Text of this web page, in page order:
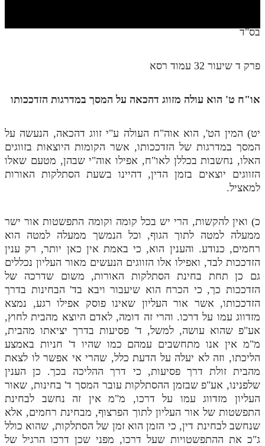
חלק יג
חלק ט"ז
בית שער הכוונות
שידור חי
הזמן סט תלמוד עשר הספירות
ספרים להורדה
מנוע חיפוש בספרים
תלמוד עשר הספירות בעיון
תלמוד עשר הספירות חלק א
תע"ס חלק ב' עיון
תע"ס חלק ג' עיון
תלמוד עשר הספירות חלק ד
תלמוד עשר הספירות חלק ה
תלמוד עשר הספירות חלק ו
בס"ד
פרק ד שיעור 32 עמוד רסא
או"ח ט' הוא עולה מזווג דהכאה על המסך במדרגות הזדככותו
יט) המין הט', הוא אוה"ח העולה ע"י זווג דהכאה, הנעשה על
המסך במדרגות של הזדככותו, אשר הקומות היוצאות בזווגים
האלו, נחשבות בכללן לאו"ח, אפילו אוה"י שבהן, מטעם שאלו
הזווגים יוצאים בזמן הדין, דהיינו בשעת הסתלקות האורות
למאציל.
כ) ואין להקשות, הרי יש בכל קומה וקומה התפשטות אור ישר
ממעלה למטה לתוך הגוף, וכל הנמשך ממעלה למטה הוא
רחמים, כנודע. והענין הוא, כי באמת אין כאן יותר, רק ענין
הזדככות לבד, ואפילו אלו הזווגים הנעשים מאור העליון נכללים
גם כן תחת בחינת הסתלקות האורות, משום שדרכה של
הזדככות כך, כי הכרח הוא שיעבור ויבא בד' הבחינות בדרך
הזדככותו, אשר אור העליון שאינו פוסק אפילו רגע, נמצא
מזדווג עמו על דרכו. והרי זה דומה, לאדם היוצא מהבית לחוץ,
אע"פ שהוא עושה, למשל, ד' פסיעות בדרך יציאתו מהבית,
מ"מ אין אנו מתחשבים עמהם כמו שהיו ד' חניות באמצע
הליכתו, וזה לא יעלה על הדעת כלל, שהרי אי אפשר לו לצאת
מהבית זולת דרך פסיעות, כי דרך ההליכה בכך. כן הענין
שלפנינו, אע"פ שבזמן ההסתלקות עובר המסך ד' בחינות, שאור
העליון מזדווג עמו על דרכו, מ"מ אין זה נחשב לבחינת
התפשטות של אור העליון לתוך הפרצוף, מבחינת רחמים, אלא
שנחשב לבחינת דין, כי הזמן הוא זמן של הסתלקות, שהוא כולל
ג"כ את ההתפשטויות שעל דרכו, מפני שכן דרכו הרגיל של